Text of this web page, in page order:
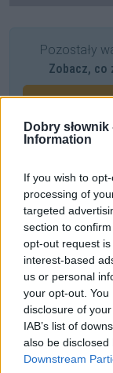
Dobry słownik
Information
If you wish to
processing of
targeted
section to
opt-out request
interest-based
us or personal
your opt-out.
disclosure of
IAB’s list of
also be
Downstream
Pozostały
Zobacz, co
Często
Kiedy niego, kiedy
Azerska stolica
Duże państwo w
Ciekawostki
pierś— Erotyki
celebryta — Kim
coś niecoś—